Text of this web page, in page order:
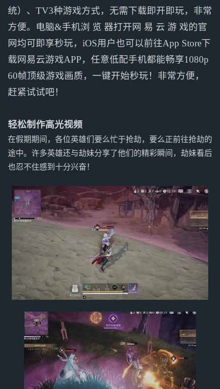
统）、TV3种游戏方式，无需下载即开即玩，非常
方便。电脑&手机浏 览 器打开网 易 云 游 戏的官
网均可即享秒玩，iOS用户也可以前往App Store下
载网易云游戏APP，任意低配手机都能畅享1080p
60帧顶级游戏画质，一键开始秒玩！非常方便，
赶紧试试吧！
轻松制作高光视频
在假期期间，各位英雄们要么忙于抢劫，要么正前往抢劫的
途中。许多英雄还与劫妹分享了他们的精彩瞬间，劫妹看后
也忍不住感到十分兴奋！